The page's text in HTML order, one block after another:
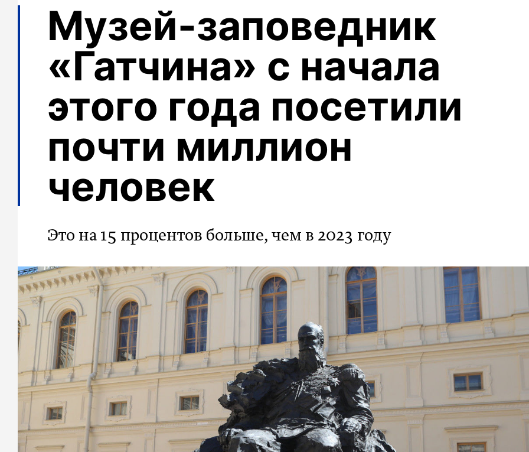
Музей-заповедник
«Гатчина» с начала
этого года посетили
почти миллион
человек
Это на 15 процентов больше, чем в 2023 году